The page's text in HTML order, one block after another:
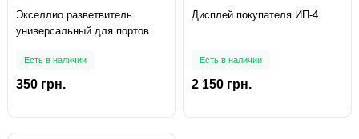
Экселлио разветвитель
универсальный для портов
Есть в наличии
350 грн.
Дисплей покупателя ИП-4
Есть в наличии
2 150 грн.